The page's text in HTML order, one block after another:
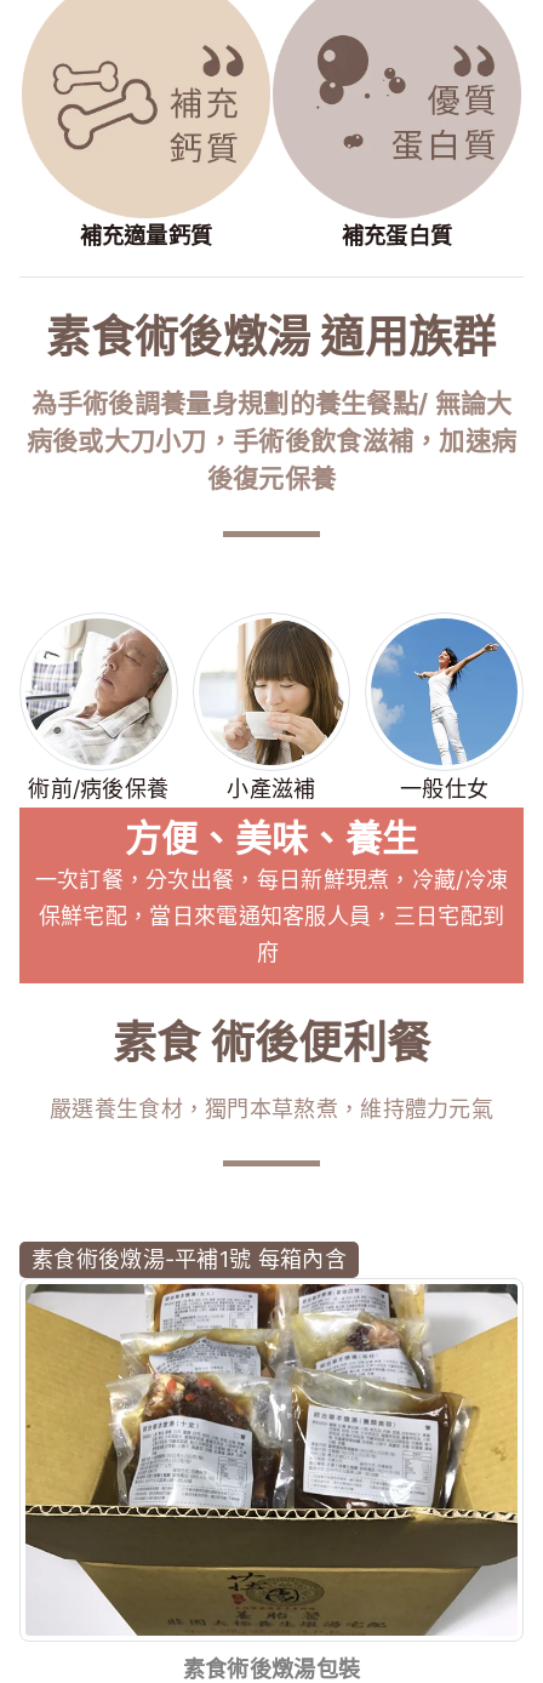
補充適量鈣質 補充蛋白質
素食術後燉湯 適用族群
為手術後調養量身規劃的養生餐點/ 無論大
病後或大刀小刀，手術後飲食滋補，加速病
後復元保養
術前/病後保養 小產滋補 一般仕女
方便、美味、養生
一次訂餐，分次出餐，每日新鮮現煮，冷藏/冷凍
保鮮宅配，當日來電通知客服人員，三日宅配到
府
素食 術後便利餐
嚴選養生食材，獨門本草熬煮，維持體力元氣
素食術後燉湯-平補1號 每箱內含
素食術後燉湯包裝